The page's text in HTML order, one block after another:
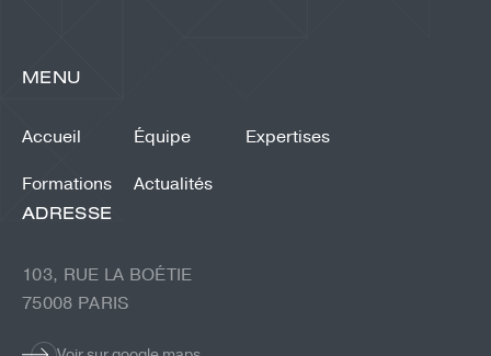
ADRESSE
103, RUE LA BOÉTIE
75008 PARIS
MENU
Accueil Équipe
Expertises
Formations
Actualités